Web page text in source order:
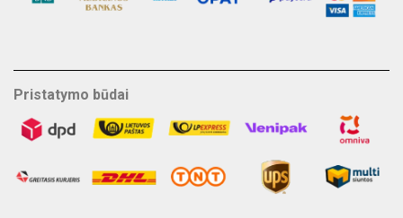
Pristatymo būdai